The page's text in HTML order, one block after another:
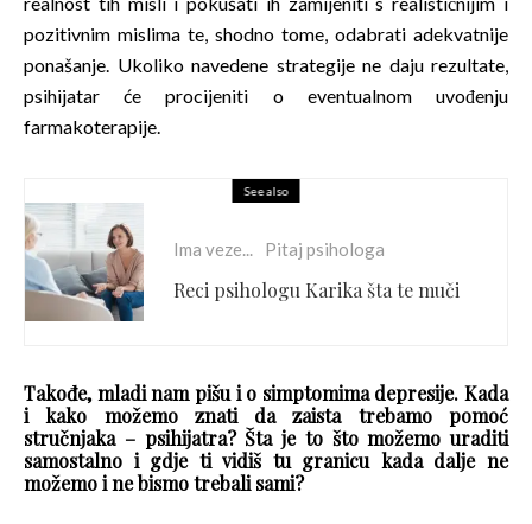
pozitivnim mislima te, shodno tome, odabrati adekvatnije
ponašanje. Ukoliko navedene strategije ne daju rezultate,
psihijatar će procijeniti o eventualnom uvođenju
farmakoterapije.
See also
Ima veze... Pitaj psihologa
Reci psihologu Karika šta te muči
Takođe, mladi nam pišu i o simptomima depresije. Kada
i kako možemo znati da zaista trebamo pomoć
stručnjaka – psihijatra? Šta je to što možemo uraditi
samostalno i gdje ti vidiš tu granicu kada dalje ne
možemo i ne bismo trebali sami?